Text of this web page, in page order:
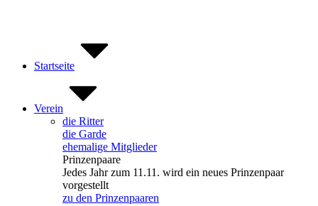
Startseite
Verein
die Ritter
die Garde
ehemalige Mitglieder
Prinzenpaare
Jedes Jahr zum 11.11. wird ein neues Prinzenpaar
vorgestellt
zu den Prinzenpaaren